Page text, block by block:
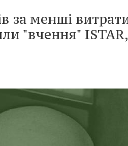
за менші
"вчення"